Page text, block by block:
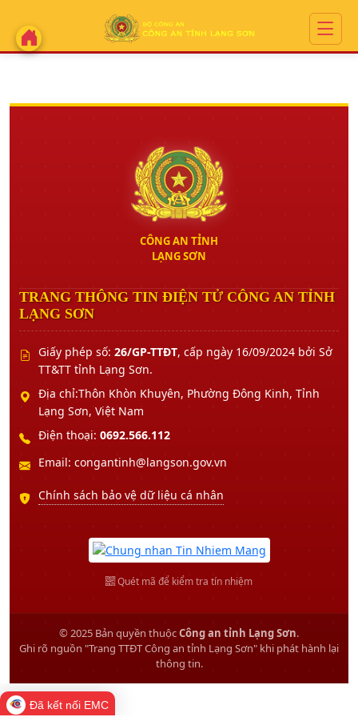
CÔNG AN TỈNH
LẠNG SƠN
TRANG THÔNG TIN ĐIỆN TỬ CÔNG AN TỈNH
LẠNG SƠN
Giấy phép số: 26/GP-TTĐT, cấp ngày 16/09/2024 bởi Sở
TT&TT tỉnh Lạng Sơn.
Địa chỉ:Thôn Khòn Khuyên, Phường Đông Kinh, Tỉnh
Lạng Sơn, Việt Nam
Điện thoại: 0692.566.112
Email: congantinh@langson.gov.vn
Chính sách bảo vệ dữ liệu cá nhân
Quét mã để kiểm tra tín nhiệm
© 2025 Bản quyền thuộcCông an tỉnh Lạng Sơn.
Ghi rõ nguồn "Trang TTĐT Công an tỉnh Lạng Sơn" khi phát hành lại
thông tin.
Đã kết nối EMC